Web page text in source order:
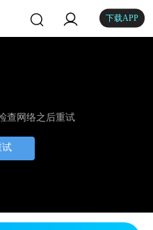
下载APP
查网络之后重试
试